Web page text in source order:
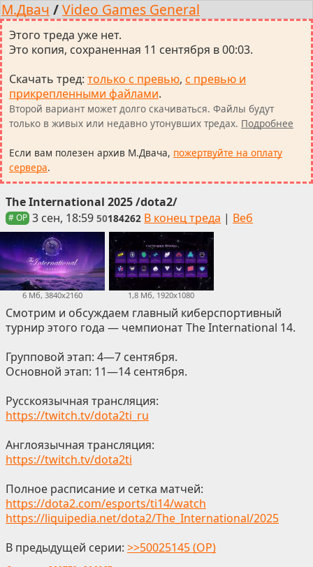
М.Двач /Video Games General
Этого треда уже нет.
Это копия, сохраненная 11 сентября в 00:03.
Скачать тред: только с превью, с превью и
прикрепленными файлами.
Второй вариант может долго скачиваться. Файлы будут
только в живых или недавно утонувших тредах. Подробнее
Если вам полезен архив М.Двача, пожертвуйте на оплату
сервера.
The International 2025 /dota2/
# OP 3 сен, 18:59 50184262 В конец треда | Веб
6 Мб, 3840x2160 1,8 Мб, 1920x1080
Смотрим и обсуждаем главный киберспортивный
турнир этого года — чемпионат The International 14.
Групповой этап: 4—7 сентября.
Основной этап: 11—14 сентября.
Русскоязычная трансляция:
https://twitch.tv/dota2ti_ru
Англоязычная трансляция:
https://twitch.tv/dota2ti
Полное расписание и сетка матчей:
https://dota2.com/esports/ti14/watch
https://liquipedia.net/dota2/The_International/2025
В предыдущей серии: >>50025145 (OP)